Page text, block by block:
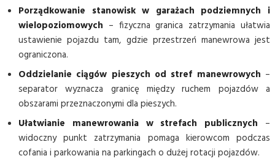
Porządkowanie stanowisk w garażach podziemnych i
wielopoziomowych – fizyczna granica zatrzymania ułatwia
ustawienie pojazdu tam, gdzie przestrzeń manewrowa jest
ograniczona.
Oddzielanie ciągów pieszych od stref manewrowych –
separator wyznacza granicę między ruchem pojazdów a
obszarami przeznaczonymi dla pieszych.
Ułatwianie manewrowania w strefach publicznych –
widoczny punkt zatrzymania pomaga kierowcom podczas
cofania i parkowania na parkingach o dużej rotacji pojazdów.